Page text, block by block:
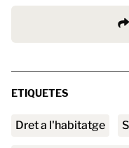
ETIQUETES
Dret a l'habitatge